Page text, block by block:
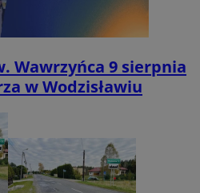
Wawrzyńca 9 sierpnia
w Wodzisławiu